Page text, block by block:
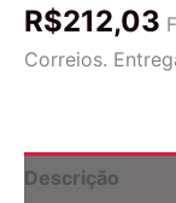
Sem
118ml:
Equilíbrio
para
R$212,03
Correios.
Descrição